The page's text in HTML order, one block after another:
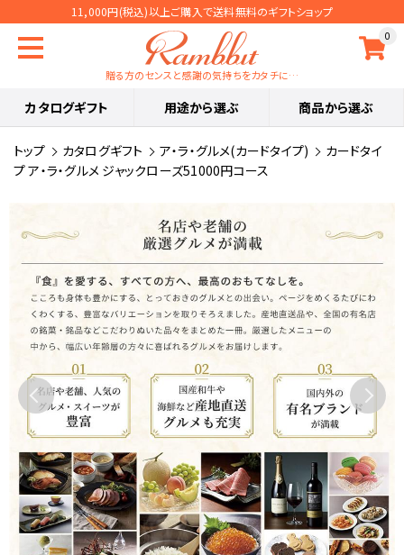
11,000円(税込)以上ご購入で送料無料のギフトショップ
0
贈る方のセンスと感謝の気持ちをカタチに…
カタログギフト 用途から選ぶ 商品から選ぶ
トップ カタログギフト ア・ラ・グルメ(カードタイプ)
カードタイ
プ ア・ラ・グルメ ジャックローズ51000円コース